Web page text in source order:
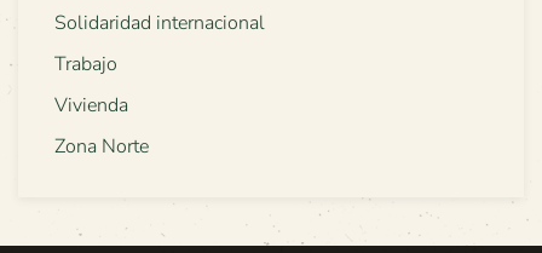
Solidaridad internacional
Trabajo
Vivienda
Zona Norte